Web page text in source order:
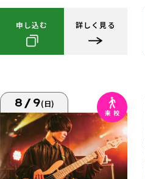
申し込む 詳しく見る
8/9(日)